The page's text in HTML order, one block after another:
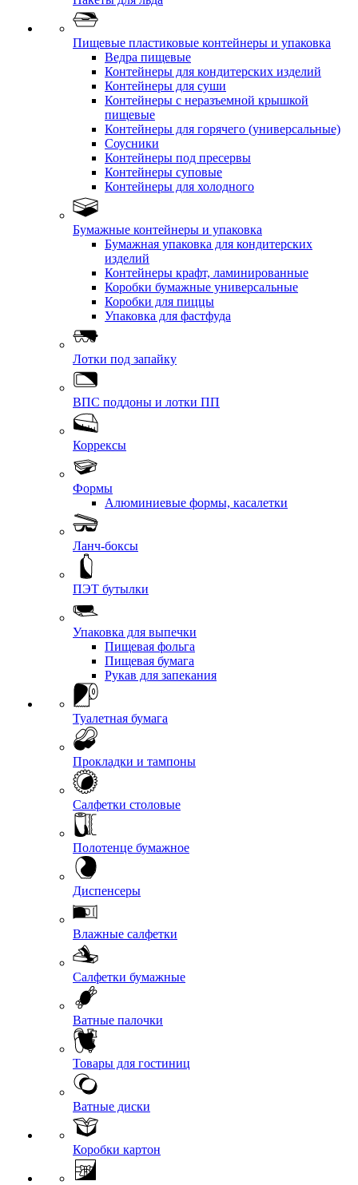
Пищевые пластиковые контейнеры и упаковка
Ведра пищевые
Контейнеры для кондитерских изделий
Контейнеры для суши
Контейнеры с неразъемной крышкой
пищевые
Контейнеры для горячего (универсальные)
Соусники
Контейнеры под пресервы
Контейнеры суповые
Контейнеры для холодного
Бумажные контейнеры и упаковка
Бумажная упаковка для кондитерских
изделий
Контейнеры крафт, ламинированные
Коробки бумажные универсальные
Коробки для пиццы
Упаковка для фастфуда
Лотки под запайку
ВПС поддоны и лотки ПП
Коррексы
Формы
Алюминиевые формы, касалетки
Ланч-боксы
ПЭТ бутылки
Упаковка для выпечки
Пищевая фольга
Пищевая бумага
Рукав для запекания
Туалетная бумага
Прокладки и тампоны
Салфетки столовые
Полотенце бумажное
Диспенсеры
Влажные салфетки
Салфетки бумажные
Ватные палочки
Товары для гостиниц
Ватные диски
Коробки картон